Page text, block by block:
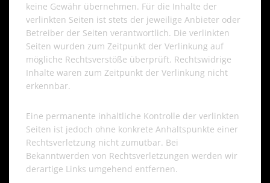
keine Gewähr übernehmen. Für die Inhalte der
verlinkten Seiten ist stets der jeweilige Anbieter oder
Betreiber der Seiten verantwortlich. Die verlinkten
Seiten wurden zum Zeitpunkt der Verlinkung auf
mögliche Rechtsverstöße überprüft. Rechtswidrige
Inhalte waren zum Zeitpunkt der Verlinkung nicht
erkennbar.
Eine permanente inhaltliche Kontrolle der verlinkten
Seiten ist jedoch ohne konkrete Anhaltspunkte einer
Rechtsverletzung nicht zumutbar. Bei
Bekanntwerden von Rechtsverletzungen werden wir
derartige Links umgehend entfernen.